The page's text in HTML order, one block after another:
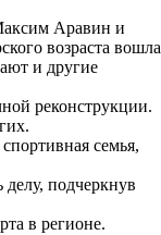
Аравин и
возраста вошла
и другие
реконструкции.
семья,
подчеркнув
в регионе.